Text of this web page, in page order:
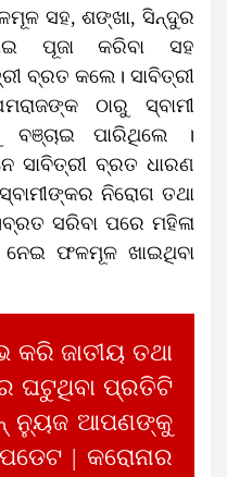
ସହ, ଶଙ୍ଖା, ସିନ୍ଦୁର
ପୂଜା କରିବା ସହ
ବ୍ରତ କଲେ। ସାବିତ୍ରୀ
ଠାରୁ ସ୍ବାମୀ
ପାରିଥିଲେ ।
ସାବିତ୍ରୀ ବ୍ରତ ଧାରଣ
ନିରୋଗ ତଥା
ସରିବା ପରେ ମହିଳା
ନେଇ ଫଳମୂଳ ଖାଇଥିବା
କରି ଜାତୀୟ ତଥା
ଘଟୁଥିବା ପ୍ରତିଟି
ନ୍ୟୁଜ ଆପଣଙ୍କୁ
| କରୋନାର